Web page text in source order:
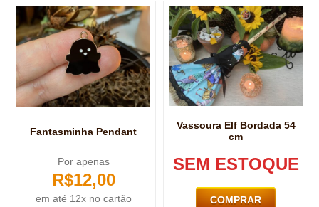
Fantasminha Pendant
Por apenas
R$12,00
em até 12x no cartão
Vassoura Elf Bordada 54
cm
SEM ESTOQUE
COMPRAR